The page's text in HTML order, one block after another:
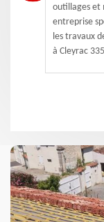
outillages et
entreprise
les travaux
à Cleyrac